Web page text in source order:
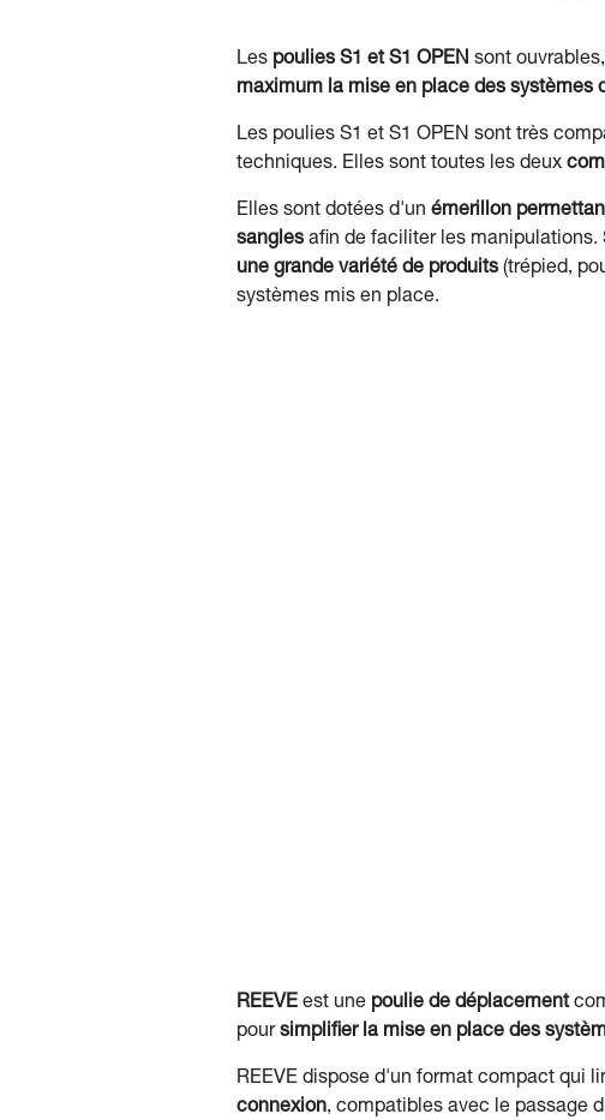
Les poulies S1 et S1 OPEN sont
maximum la mise en place des systèmes
Les poulies S1 et S1 OPEN sont très
techniques. Elles sont toutes les deux
Elles sont dotées d'un émerillon
sangles afin de faciliter les manipulations.
une grande variété de produits (trépied,
systèmes mis en place.
REEVE est une poulie de déplacement
poursimplifier la mise en place des
REEVE dispose d'un format compact qui
connexion, compatibles avec le passage